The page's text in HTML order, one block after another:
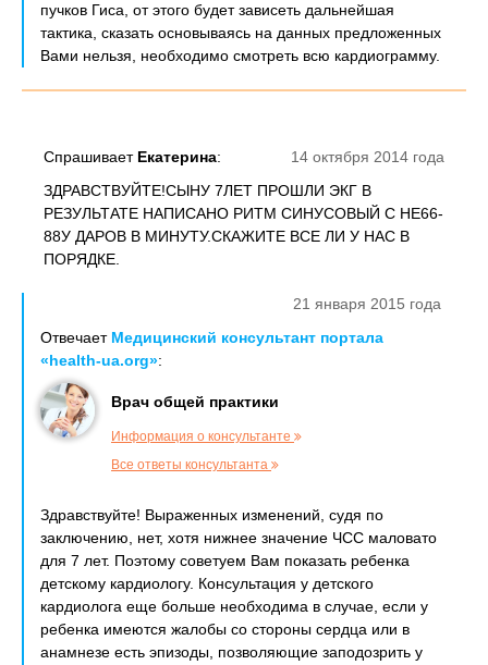
пучков Гиса, от этого будет зависеть дальнейшая
тактика, сказать основываясь на данных предложенных
Вами нельзя, необходимо смотреть всю кардиограмму.
14 октября 2014 года
Спрашивает Екатерина:
ЗДРАВСТВУЙТЕ!СЫНУ 7ЛЕТ ПРОШЛИ ЭКГ В
РЕЗУЛЬТАТЕ НАПИСАНО РИТМ СИНУСОВЫЙ С НЕ66-
88У ДАРОВ В МИНУТУ.СКАЖИТЕ ВСЕ ЛИ У НАС В
ПОРЯДКЕ.
21 января 2015 года
Отвечает Медицинский консультант портала
«health-ua.org»:
Врач общей практики
Информация о консультанте
Все ответы консультанта
Здравствуйте! Выраженных изменений, судя по
заключению, нет, хотя нижнее значение ЧСС маловато
для 7 лет. Поэтому советуем Вам показать ребенка
детскому кардиологу. Консультация у детского
кардиолога еще больше необходима в случае, если у
ребенка имеются жалобы со стороны сердца или в
анамнезе есть эпизоды, позволяющие заподозрить у